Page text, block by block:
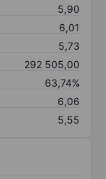
5,90
6,01
5,73
292 505,00
63,74%
6,06
5,55